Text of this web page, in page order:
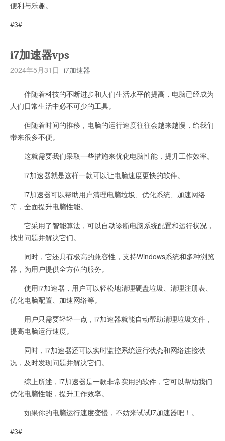
便利与乐趣。
#3#
i7加速器vps
2024年5月31日 i7加速器
伴随着科技的不断进步和人们生活水平的提高，电脑已经成为
人们日常生活中必不可少的工具。
但随着时间的推移，电脑的运行速度往往会越来越慢，给我们
带来很多不便。
这就需要我们采取一些措施来优化电脑性能，提升工作效率。
i7加速器就是这样一款可以让电脑速度更快的软件。
i7加速器可以帮助用户清理电脑垃圾、优化系统、加速网络
等，全面提升电脑性能。
它采用了智能算法，可以自动诊断电脑系统配置和运行状况，
找出问题并解决它们。
同时，它还具有极高的兼容性，支持Windows系统和多种浏览
器，为用户提供全方位的服务。
使用i7加速器，用户可以轻松地清理硬盘垃圾、清理注册表、
优化电脑配置、加速网络等。
用户只需要轻轻一点，i7加速器就能自动帮助清理垃圾文件，
提高电脑运行速度。
同时，i7加速器还可以实时监控系统运行状态和网络连接状
况，及时发现问题并解决它们。
综上所述，i7加速器是一款非常实用的软件，它可以帮助我们
优化电脑性能，提升工作效率。
如果你的电脑运行速度变慢，不妨来试试i7加速器吧！。
#3#